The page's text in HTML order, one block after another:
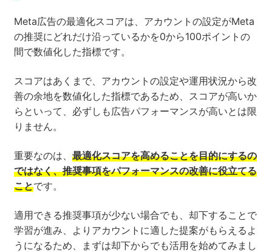
Meta広告の最適化スコアは、アカウントの設定がMeta
の推奨にどれだけ沿っているかを0から100ポイントの
間で数値化した指標です。
スコアはあくまで、アカウントの設定や運用状況から改
善の余地を数値化した指標であるため、スコアが高いか
らといって、必ずしも広告パフォーマンスが高いとは限
りません。
重要なのは、 最適化スコアを高めることを目的にするの
ではなく、推奨事項をパフォーマンスの改善に役立てる
ことです。
適用できる推奨事項が少ない場合でも、却下することで
学習が進み、よりアカウントに適した提案がもらえるよ
うになるため、まずは却下からでも活用を始めてみまし